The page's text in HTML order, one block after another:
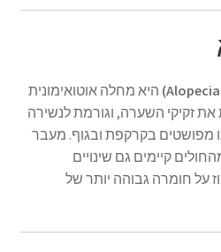
היא מחלה אוטואימונית
זקיקי השערה, וגורמת לנשירה
מפושטים בקרקפת ובגוף. מעבר
קיימים גם שינויים
על חומרה גבוהה יותר של